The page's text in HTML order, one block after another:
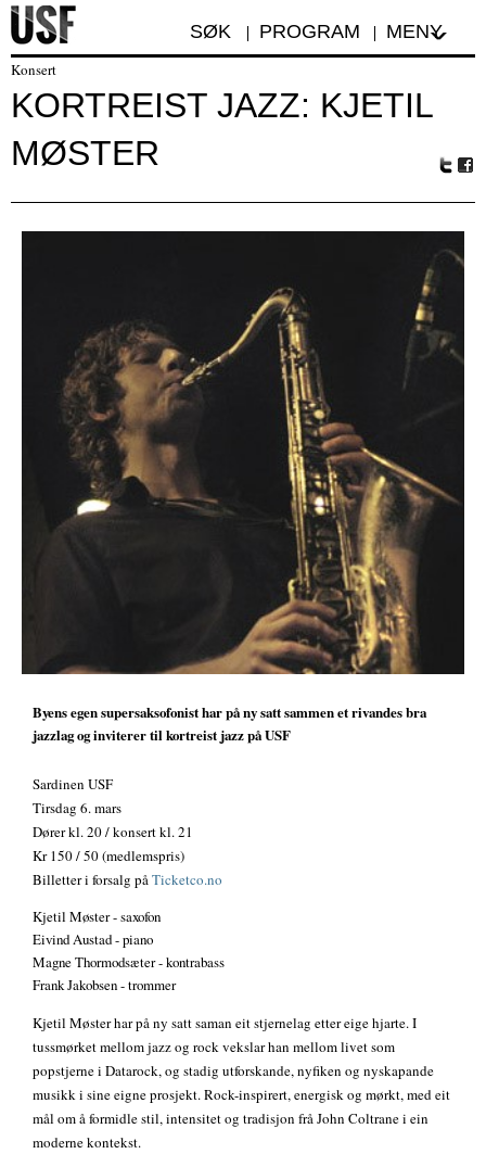
SØK PROGRAM MENY
Konsert
KORTREIST JAZZ: KJETIL
MØSTER
r
oo
k
Byens egen supersaksofonist har på ny satt sammen et rivandes bra
jazzlag og inviterer til kortreist jazz på USF
Sardinen USF
Tirsdag 6. mars
Dører kl. 20 / konsert kl. 21
Kr 150 / 50 (medlemspris)
Billetter i forsalg påTicketco.no
Kjetil Møster - saxofon
Eivind Austad - piano
Magne Thormodsæter - kontrabass
Frank Jakobsen - trommer
Kjetil Møster har på ny satt saman eit stjernelag etter eige hjarte. I
tussmørket mellom jazz og rock vekslar han mellom livet som
popstjerne i Datarock, og stadig utforskande, nyfiken og nyskapande
musikk i sine eigne prosjekt. Rock-inspirert, energisk og mørkt, med eit
mål om å formidle stil, intensitet og tradisjon frå John Coltrane i ein
moderne kontekst.